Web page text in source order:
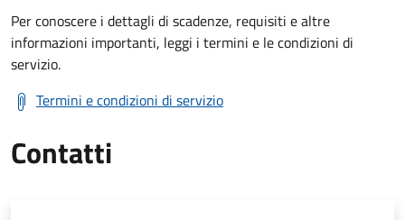
Per conoscere i dettagli di scadenze, requisiti e altre
informazioni importanti, leggi i termini e le condizioni di
servizio.
Termini e condizioni di servizio
Contatti